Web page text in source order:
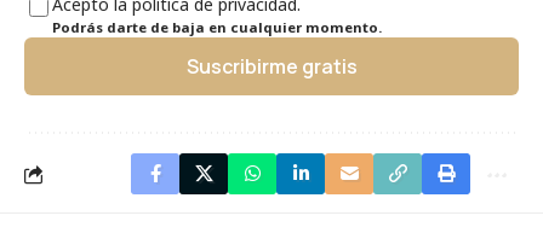
Acepto la política de privacidad.
Podrás darte de baja en cualquier momento.
Suscribirme gratis